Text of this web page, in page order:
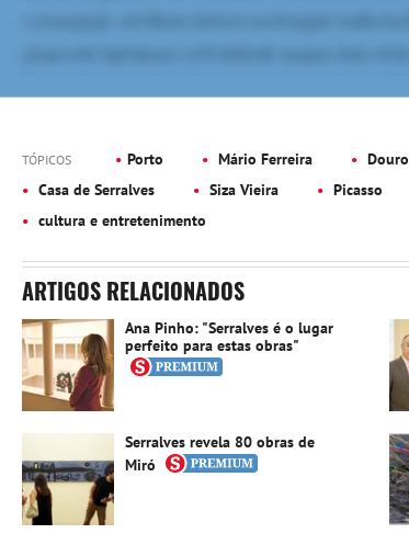
TÓPICOS Porto Mário Ferreira Douro
Casa de Serralves
Siza Vieira Picasso
cultura e entretenimento
ARTIGOS RELACIONADOS
Ana Pinho: "Serralves é o lugar
perfeito para estas obras"
Serralves revela 80 obras de
Miró